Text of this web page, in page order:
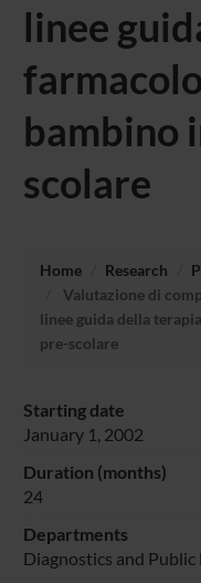
linee
bambino
scolare
Home Research
Valutazione di
linee guida della
pre-scolare
Starting date
January 1, 2002
Duration (months)
24
Departments
Diagnostics and Public